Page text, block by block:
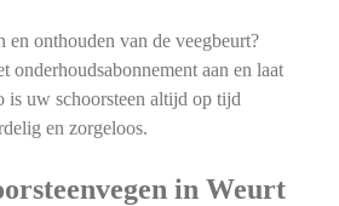
en onthouden van de veegbeurt?
onderhoudsabonnement aan en laat
is uw schoorsteen altijd op tijd
en zorgeloos.
in Weurt